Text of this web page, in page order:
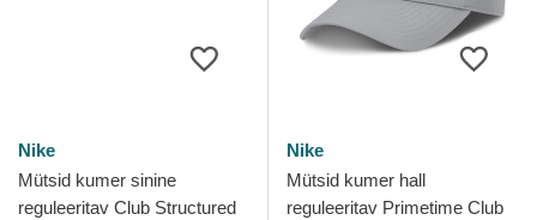
Nike
Mütsid kumer sinine
reguleeritav Club Structured
Nike
Mütsid kumer hall
reguleeritav Primetime Club